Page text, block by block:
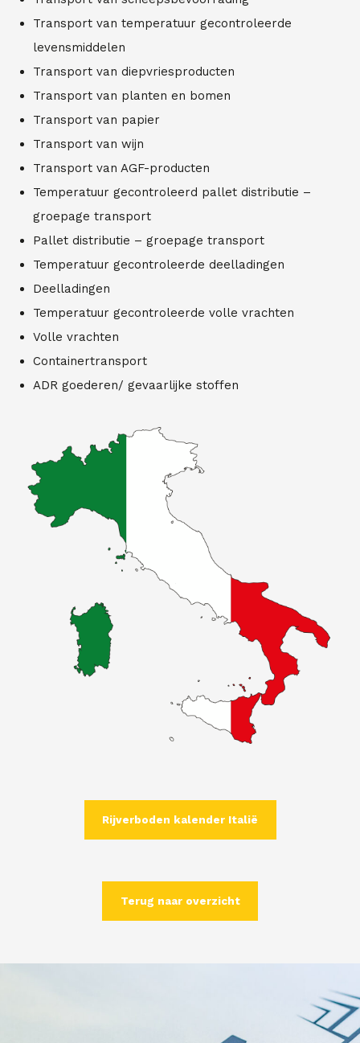
Transport van temperatuur gecontroleerde
levensmiddelen
Transport van diepvriesproducten
Transport van planten en bomen
Transport van papier
Transport van wijn
Transport van AGF-producten
Temperatuur gecontroleerd pallet distributie –
groepage transport
Pallet distributie – groepage transport
Temperatuur gecontroleerde deelladingen
Deelladingen
Temperatuur gecontroleerde volle vrachten
Volle vrachten
Containertransport
ADR goederen/ gevaarlijke stoffen
Rijverboden kalender Italië
Terug naar overzicht